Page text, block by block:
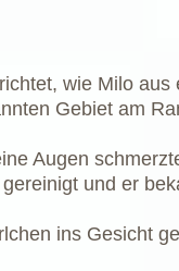
wie Milo aus
Gebiet am
Augen
und er
ins Gesicht